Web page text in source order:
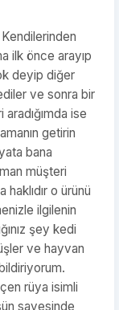
ilk önce arayıp
deyip diğer
ve sonra bir
ise
getirin
bana
müşteri
o ürünü
ilgilenin
şey kedi
ve hayvan
rüya isimli
sayesinde